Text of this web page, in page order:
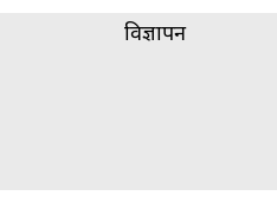
विज्ञापन